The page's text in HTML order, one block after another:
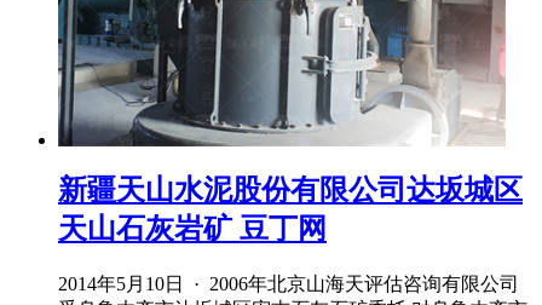
新疆天山水泥股份有限公司达坂城区
天山石灰岩矿 豆丁网
2014年5月10日 · 2006年北京山海天评估咨询有限公司